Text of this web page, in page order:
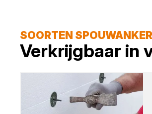
SOORTEN
Verkrijgbaar in